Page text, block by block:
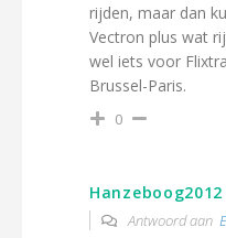
rijden, maar dan
Vectron plus wat
wel iets voor
Brussel-Paris.
0
Hanzeboog2012
Antwoord aan